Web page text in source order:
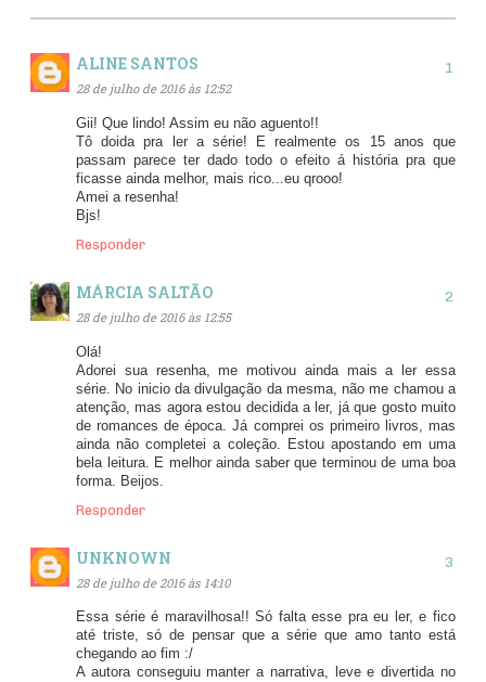
ALINE SANTOS
28 de julho de 2016 às 12:52
Gii! Que lindo! Assim eu não aguento!!
Tô doida pra ler a série! E realmente os 15 anos que
passam parece ter dado todo o efeito á história pra que
ficasse ainda melhor, mais rico...eu qrooo!
Amei a resenha!
Bjs!
Responder
MÁRCIA SALTÃO
28 de julho de 2016 às 12:55
Olá!
Adorei sua resenha, me motivou ainda mais a ler essa
série. No inicio da divulgação da mesma, não me chamou a
atenção, mas agora estou decidida a ler, já que gosto muito
de romances de época. Já comprei os primeiro livros, mas
ainda não completei a coleção. Estou apostando em uma
bela leitura. E melhor ainda saber que terminou de uma boa
forma. Beijos.
Responder
UNKNOWN
28 de julho de 2016 às 14:10
Essa série é maravilhosa!! Só falta esse pra eu ler, e fico
até triste, só de pensar que a série que amo tanto está
chegando ao fim :/
A autora conseguiu manter a narrativa, leve e divertida no